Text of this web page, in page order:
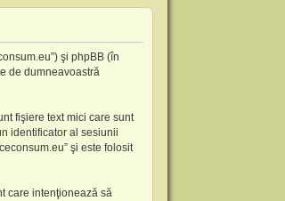
şi phpBB (în
de dumneavoastră
fişiere text mici care sunt
identificator al sesiunii
şi este folosit
care intenţionează să